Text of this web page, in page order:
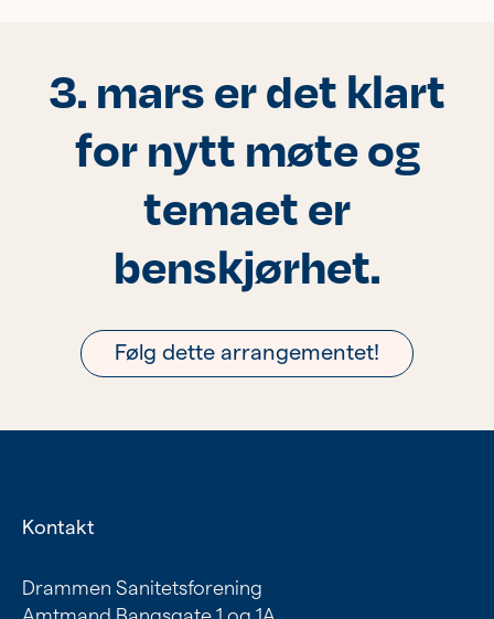
3. mars er det klart
for nytt møte og
temaet er
benskjørhet.
Følg dette arrangementet!
Kontakt
Drammen Sanitetsforening
Amtmand Bangsgate 1 og 1A